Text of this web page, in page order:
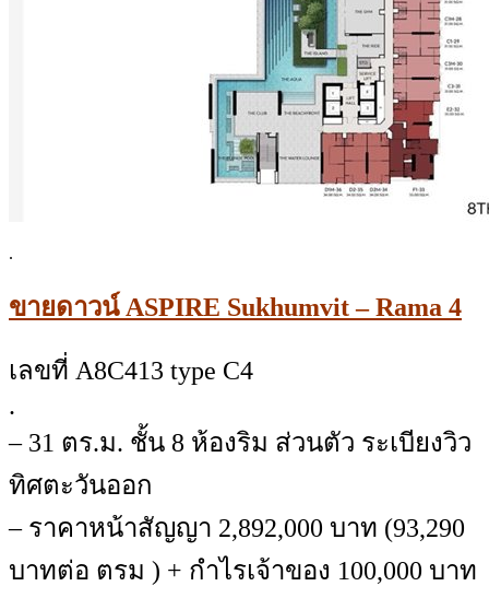
.
ขายดาวน์ ASPIRE Sukhumvit – Rama 4
เลขที่ A8C413 type C4
.
– 31 ตร.ม. ชั้น 8 ห้องริม ส่วนตัว ระเบียงวิว
ทิศตะวันออก
– ราคาหน้าสัญญา 2,892,000 บาท (93,290
บาทต่อ ตรม ) + กำไรเจ้าของ 100,000 บาท